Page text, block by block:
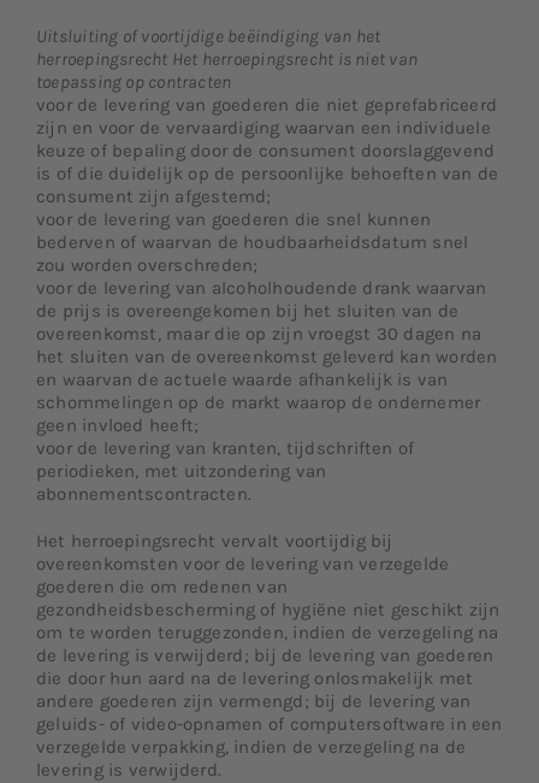
Uitsluiting of voortijdige beëindiging van het
herroepingsrecht Het herroepingsrecht is niet van
toepassing op contracten
voor de levering van goederen die niet geprefabriceerd
zijn en voor de vervaardiging waarvan een individuele
keuze of bepaling door de consument doorslaggevend
is of die duidelijk op de persoonlijke behoeften van de
consument zijn afgestemd;
voor de levering van goederen die snel kunnen
bederven of waarvan de houdbaarheidsdatum snel
zou worden overschreden;
voor de levering van alcoholhoudende drank waarvan
de prijs is overeengekomen bij het sluiten van de
overeenkomst, maar die op zijn vroegst 30 dagen na
het sluiten van de overeenkomst geleverd kan worden
en waarvan de actuele waarde afhankelijk is van
schommelingen op de markt waarop de ondernemer
geen invloed heeft;
voor de levering van kranten, tijdschriften of
periodieken, met uitzondering van
abonnementscontracten.
Het herroepingsrecht vervalt voortijdig bij
overeenkomsten voor de levering van verzegelde
goederen die om redenen van
gezondheidsbescherming of hygiëne niet geschikt zijn
om te worden teruggezonden, indien de verzegeling na
de levering is verwijderd; bij de levering van goederen
die door hun aard na de levering onlosmakelijk met
andere goederen zijn vermengd; bij de levering van
geluids- of video-opnamen of computersoftware in een
verzegelde verpakking, indien de verzegeling na de
levering is verwijderd.